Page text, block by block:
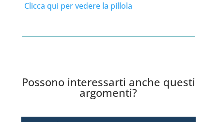
Clicca qui per vedere la pillola
Possono interessarti anche questi
argomenti?